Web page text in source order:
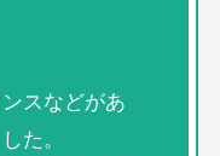
スなどがあ
た。